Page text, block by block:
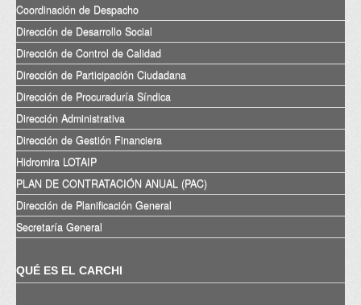
Coordinación de Despacho
Dirección de Desarrollo Social
Dirección de Control de Calidad
Dirección de Participación Ciudadana
Dirección de Procuraduría Síndica
Dirección Administrativa
Dirección de Gestión Financiera
Hidromira LOTAIP
PLAN DE CONTRATACIÓN ANUAL (PAC)
Dirección de Planificación General
Secretaría General
QUÉ ES EL CARCHI